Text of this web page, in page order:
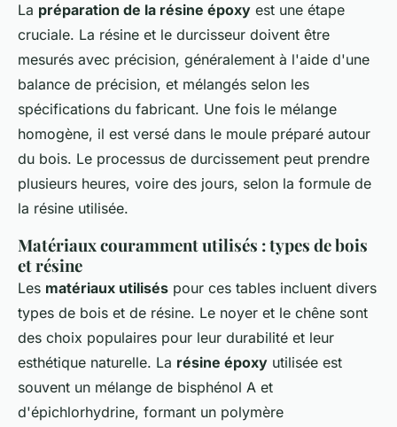
La préparation de la résine époxy est une étape
cruciale. La résine et le durcisseur doivent être
mesurés avec précision, généralement à l'aide d'une
balance de précision, et mélangés selon les
spécifications du fabricant. Une fois le mélange
homogène, il est versé dans le moule préparé autour
du bois. Le processus de durcissement peut prendre
plusieurs heures, voire des jours, selon la formule de
la résine utilisée.
Matériaux couramment utilisés : types de bois
et résine
Les matériaux utilisés pour ces tables incluent divers
types de bois et de résine. Le noyer et le chêne sont
des choix populaires pour leur durabilité et leur
esthétique naturelle. La résine époxy utilisée est
souvent un mélange de bisphénol A et
d'épichlorhydrine, formant un polymère